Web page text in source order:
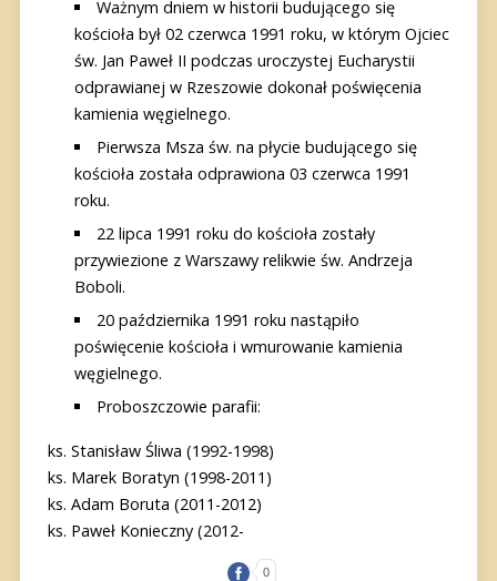
Ważnym dniem w historii budującego się
kościoła był 02 czerwca 1991 roku, w którym Ojciec
św. Jan Paweł II podczas uroczystej Eucharystii
odprawianej w Rzeszowie dokonał poświęcenia
kamienia węgielnego.
Pierwsza Msza św. na płycie budującego się
kościoła została odprawiona 03 czerwca 1991
roku.
22 lipca 1991 roku do kościoła zostały
przywiezione z Warszawy relikwie św. Andrzeja
Boboli.
20 października 1991 roku nastąpiło
poświęcenie kościoła i wmurowanie kamienia
węgielnego.
Proboszczowie parafii:
ks. Stanisław Śliwa (1992-1998)
ks. Marek Boratyn (1998-2011)
ks. Adam Boruta (2011-2012)
ks. Paweł Konieczny (2012-
0